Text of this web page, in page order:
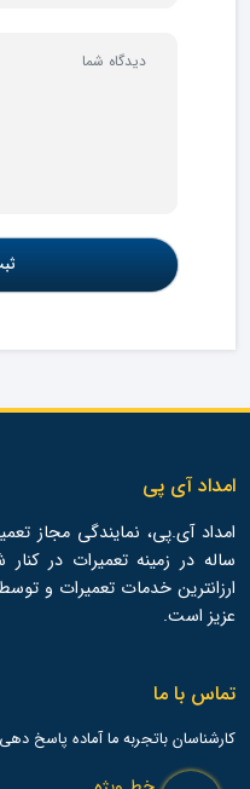
امداد آی پی
ساله در زمینه تعمیرات در
ارزانترین خدمات تعمیرات و
عزیز است.
تماس با ما
کارشناسان باتجربه ما آماده پاسخ